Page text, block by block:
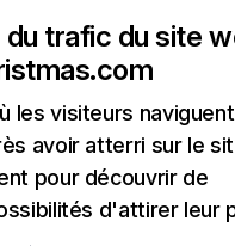
du trafic du site
les visiteurs naviguent
avoir atterri sur le
pour découvrir de
d'attirer leur